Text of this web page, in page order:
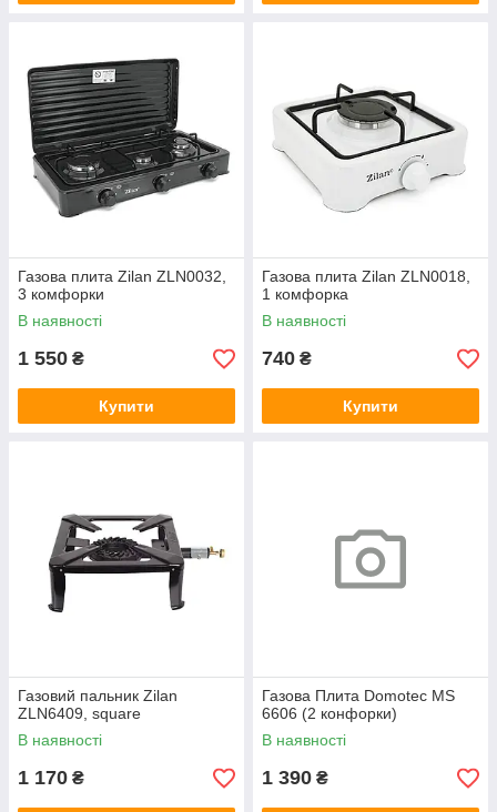
Газова плита Zilan ZLN0032,
3 комфорки
В наявності
1 550 ₴
Купити
Газова плита Zilan ZLN0018,
1 комфорка
В наявності
740 ₴
Купити
Газовий пальник Zilan
ZLN6409, square
В наявності
1 170 ₴
Газова Плита Domotec MS
6606 (2 конфорки)
В наявності
1 390 ₴